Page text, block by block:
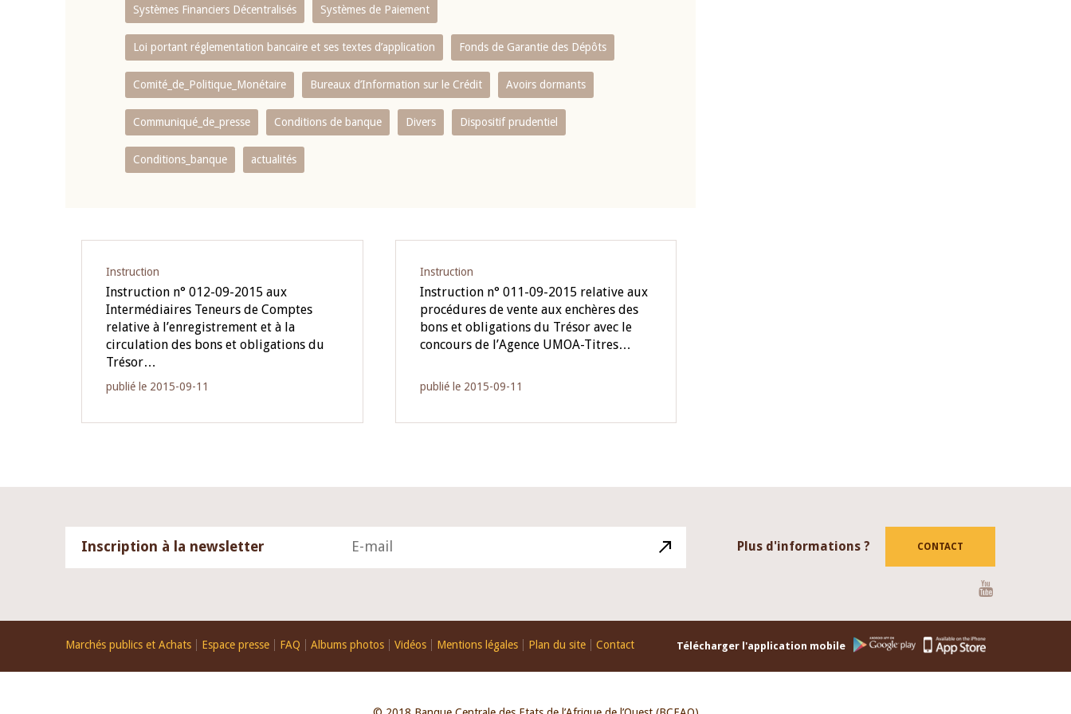
Systèmes Financiers Décentralisés Systèmes de Paiement
Loi portant réglementation bancaire et ses textes d’application Fonds de Garantie des Dépôts
Comité_de_Politique_Monétaire Bureaux d’Information sur le Crédit Avoirs dormants
Communiqué_de_presse Conditions de banque Divers Dispositif prudentiel
Conditions_banque actualités
Instruction
Instruction n° 012-09-2015 aux
Intermédiaires Teneurs de Comptes
relative à l’enregistrement et à la
circulation des bons et obligations du
Trésor…
publié le 2015-09-11
Instruction
Instruction n° 011-09-2015 relative aux
procédures de vente aux enchères des
bons et obligations du Trésor avec le
concours de l’Agence UMOA-Titres…
publié le 2015-09-11
Inscription à la newsletter Plus d'informations ? CONTACT
Footer
menu
Marchés publics et Achats Espace presse FAQ Albums photos Vidéos Mentions légales Plan du site Contact Télécharger l'application mobile